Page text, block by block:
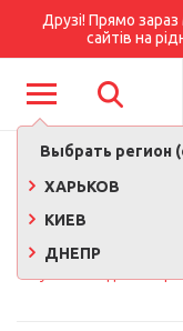
Друзі! Прямо
сайтів на
Выбрать регион
ХАРЬКОВ
КИЕВ
ДНЕПР
Главная
Расходные
Бумага наждачная